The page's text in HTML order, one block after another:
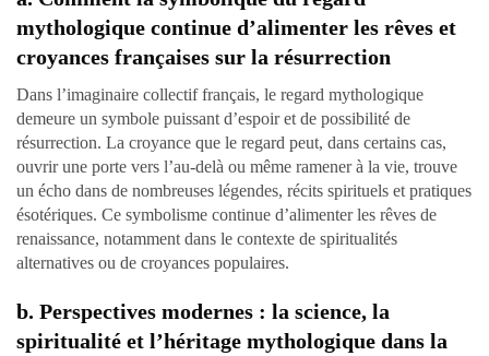
mythologique continue d’alimenter les rêves et
croyances françaises sur la résurrection
Dans l’imaginaire collectif français, le regard mythologique
demeure un symbole puissant d’espoir et de possibilité de
résurrection. La croyance que le regard peut, dans certains cas,
ouvrir une porte vers l’au-delà ou même ramener à la vie, trouve
un écho dans de nombreuses légendes, récits spirituels et pratiques
ésotériques. Ce symbolisme continue d’alimenter les rêves de
renaissance, notamment dans le contexte de spiritualités
alternatives ou de croyances populaires.
b. Perspectives modernes : la science, la
spiritualité et l’héritage mythologique dans la